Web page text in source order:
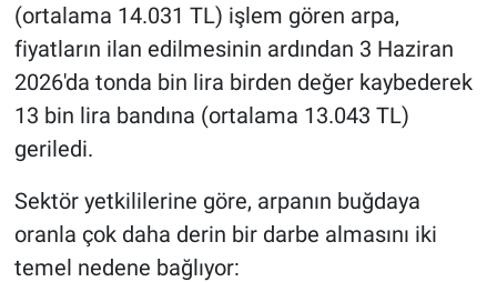
(ortalama 14.031 TL) işlem gören arpa,
fiyatların ilan edilmesinin ardından 3 Haziran
2026'da tonda bin lira birden değer kaybederek
13 bin lira bandına (ortalama 13.043 TL)
geriledi.
Sektör yetkililerine göre, arpanın buğdaya
oranla çok daha derin bir darbe almasını iki
temel nedene bağlıyor: